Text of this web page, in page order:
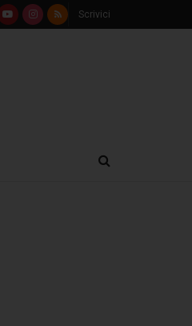
Scrivici